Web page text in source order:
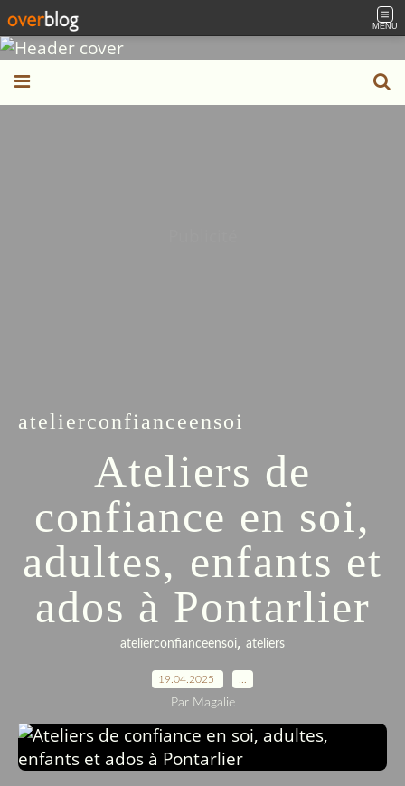
MENU
atelierconfianceensoi
Ateliers de
confiance en soi,
adultes, enfants et
ados à Pontarlier
atelierconfianceensoi, ateliers
19.04.2025
Par Magalie